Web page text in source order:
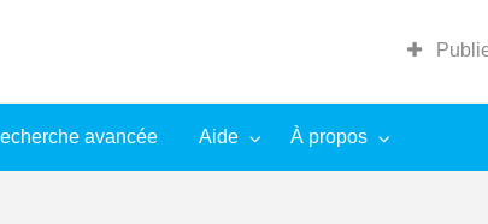
avancée Aide À propos